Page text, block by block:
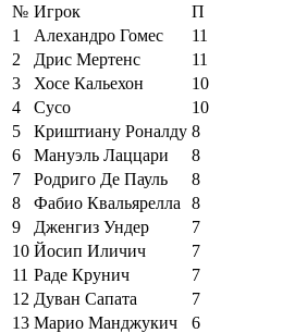
№ Игрок
П
1
Алехандро Гомес
11
2
Дрис Мертенс
11
3
Хосе Кальехон
10
4
Сусо
10
5
Криштиану Роналду 8
6
Мануэль Лаццари
8
7
Родриго Де Пауль
8
8
Фабио Квальярелла
8
9
Дженгиз Ундер
7
10 Йосип Иличич
7
11 Раде Крунич
7
12 Дуван Сапата
7
13 Марио Манджукич
6